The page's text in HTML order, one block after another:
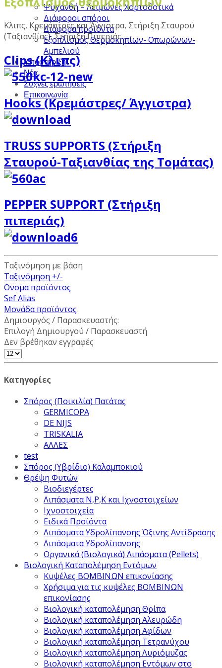
Ψυχανθή – Λειμώνες Χορτοδοτικά
Διάφοροι σπόροι
Διάφορα προϊόντα
Εξοπλισμός Θερμοκηπίων- Οπωρώνων-
Αμπελιού
Υποστήριξη
Νέα
Συχνές ερωτήσεις
Επικοινωνία
Κλιπς, Κρεμάστρες και Άγγιστρα, Στήριξη Σταυρού
(Ταξιανθίας), Στήριξη Πιπεριάς
Clips (Κλιπς)
Hooks (Κρεμάστρες/ Άγγιστρα)
TRUSS SUPPORTS (Στήριξη
Σταυρού-Ταξιανθίας της Τομάτας)
PEPPER SUPPORT (Στήριξη
πιπεριάς)
Ταξινόμηση με βάση
Ταξινόμηση +/-
Ονομα προϊόντος
Sef Alias
Μονάδα προϊόντος
Δημιουργός / Παρασκευαστής:
Επιλογή Δημιουργού / Παρασκευαστή
Δεν βρέθηκαν εγγραφές
Κατηγορίες
Σπόρος (Ποικιλία) Πατάτας
GERMICOPA
DE NIJS
TRISKALIA
ΑΛΛΕΣ
test
Σπόρος (Υβρίδιο) Καλαμποκιού
Θρέψη Φυτών
Βιοδιεγέρτες
Λιπάσματα Ν,Ρ,Κ και Ιχνοστοιχείων
Ιχνοστοιχεία
Ειδικά Προϊόντα
Λιπάσματα Υδρολίπανσης Όξινης Αντίδρασης
Λιπάσματα Υδρολίπανσης
Οργανικά (Βιολογικά) Λιπάσματα (Pellets)
Βιολογική Καταπολέμηση Εντόμων
Κυψέλες ΒΟΜΒΙΝΩΝ επικονίασης
Χρήσιμα για τις κυψέλες ΒΟΜΒΙΝΩΝ
επικονίασης
Βιολογική καταπολέμηση Θρίπα
Βιολογική καταπολέμηση Αλευρώδη
Βιολογική καταπολέμηση Αφίδων
Βιολογική καταπολέμηση Τετρανύχου
Βιολογική καταπολέμηση Λυριόμυζας
Βιολογική καταπολέμηση Εντόμων στο